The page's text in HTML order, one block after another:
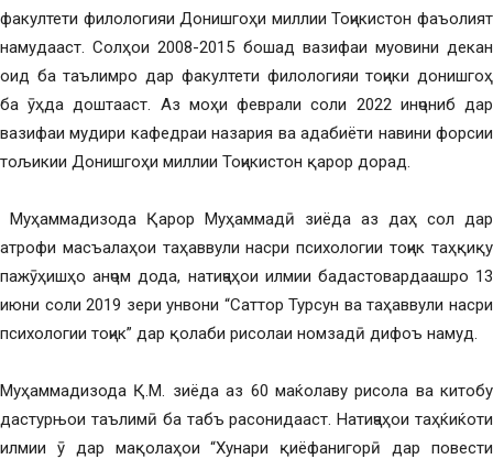
факултети филологияи Донишгоҳи миллии Тоҷикистон фаъолият
намудааст. Солҳои 2008-2015 бошад вазифаи муовини декан
оид ба таълимро дар факултети филологияи тоҷики донишгоҳ
ба ӯҳда доштааст. Аз моҳи феврали соли 2022 инҷониб дар
вазифаи мудири кафедраи назария ва адабиёти навини форсии
тољикии Донишгоҳи миллии Тоҷикистон қарор дорад.
Муҳаммадизода Қарор Муҳаммадӣ зиёда аз даҳ сол дар
атрофи масъалаҳои таҳаввули насри психологии тоҷик таҳқиқу
пажӯҳишҳо анҷом дода, натиҷаҳои илмии бадастовардаашро 13
июни соли 2019 зери унвони “Саттор Турсун ва таҳаввули насри
психологии тоҷик” дар қолаби рисолаи номзадӣ дифоъ намуд.
Муҳаммадизода Қ.М. зиёда аз 60 маќолаву рисола ва китобу
дастурњои таълимӣ ба табъ расонидааст. Натиҷаҳои таҳќиќоти
илмии ӯ дар мақолаҳои “Хунари қиёфанигорӣ дар повести